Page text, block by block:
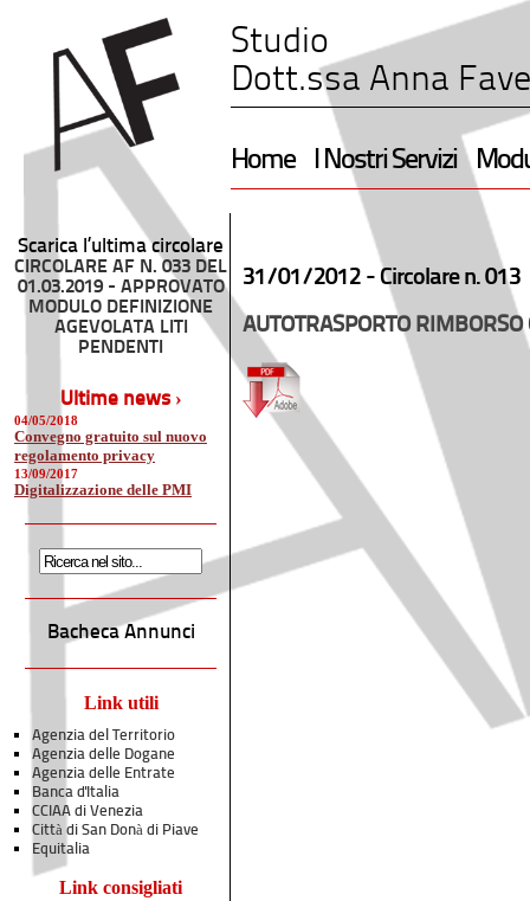
Studio
Dott.ssa Anna
Home I Nostri Servizi
Scarica l’ultima circolare
CIRCOLARE AF N. 033 DEL
01.03.2019 - APPROVATO
MODULO DEFINIZIONE
AGEVOLATA LITI
PENDENTI
Ultime news ›
04/05/2018
Convegno gratuito sul nuovo
regolamento privacy
13/09/2017
Digitalizzazione delle PMI
Bacheca Annunci
Link utili
Agenzia del Territorio
Agenzia delle Dogane
Agenzia delle Entrate
Banca d'Italia
CCIAA di Venezia
Città di San Donà di Piave
Equitalia
Link consigliati
31/01/2012 - Circolare n. 013
AUTOTRASPORTO RIMBORSO